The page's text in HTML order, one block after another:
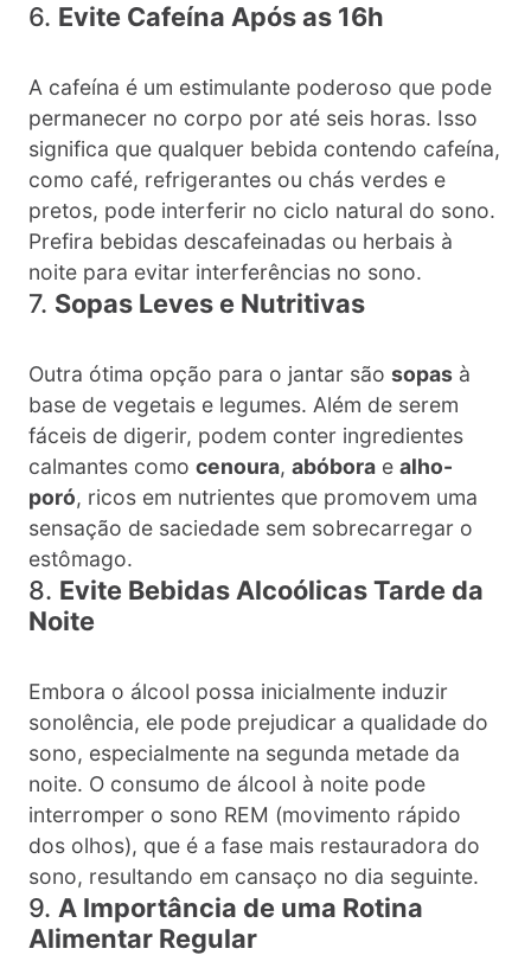
6. Evite Cafeína Após as 16h
A cafeína é um estimulante poderoso que pode
permanecer no corpo por até seis horas. Isso
significa que qualquer bebida contendo cafeína,
como café, refrigerantes ou chás verdes e
pretos, pode interferir no ciclo natural do sono.
Prefira bebidas descafeinadas ou herbais à
noite para evitar interferências no sono.
7. Sopas Leves e Nutritivas
Outra ótima opção para o jantar são sopas à
base de vegetais e legumes. Além de serem
fáceis de digerir, podem conter ingredientes
calmantes como cenoura, abóbora e alho-
poró, ricos em nutrientes que promovem uma
sensação de saciedade sem sobrecarregar o
estômago.
8. Evite Bebidas Alcoólicas Tarde da
Noite
Embora o álcool possa inicialmente induzir
sonolência, ele pode prejudicar a qualidade do
sono, especialmente na segunda metade da
noite. O consumo de álcool à noite pode
interromper o sono REM (movimento rápido
dos olhos), que é a fase mais restauradora do
sono, resultando em cansaço no dia seguinte.
9. A Importância de uma Rotina
Alimentar Regular